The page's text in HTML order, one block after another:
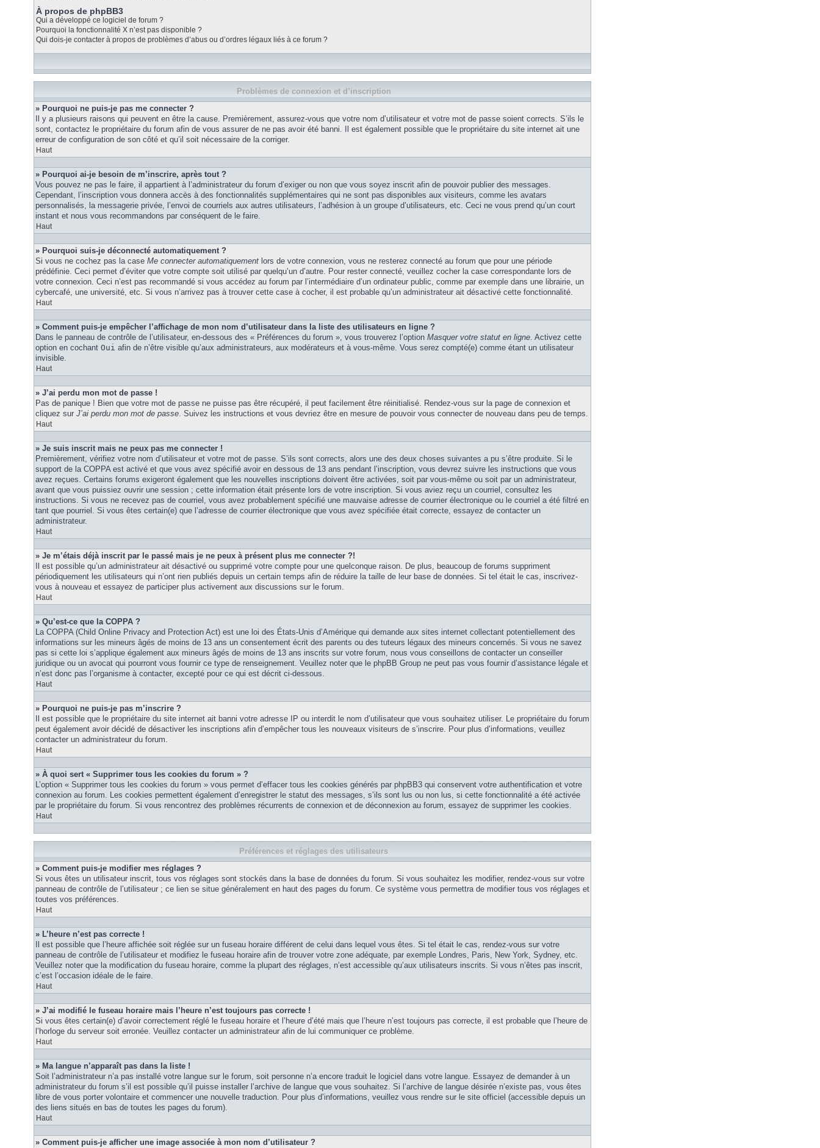
À propos de phpBB3
Qui a développé ce logiciel de forum ?
Pourquoi la fonctionnalité X n’est pas disponible ?
Qui dois-je contacter à propos de problèmes d’abus ou d’ordres légaux liés à ce forum ?
Problèmes de connexion et d’inscription
» Pourquoi ne puis-je pas me connecter ?
Il y a plusieurs raisons qui peuvent en être la cause. Premièrement, assurez-vous que votre nom d’utilisateur et votre mot de passe soient corrects. S’ils le
sont, contactez le propriétaire du forum afin de vous assurer de ne pas avoir été banni. Il est également possible que le propriétaire du site internet ait une
erreur de configuration de son côté et qu’il soit nécessaire de la corriger.
Haut
» Pourquoi ai-je besoin de m’inscrire, après tout ?
Vous pouvez ne pas le faire, il appartient à l’administrateur du forum d’exiger ou non que vous soyez inscrit afin de pouvoir publier des messages.
Cependant, l’inscription vous donnera accès à des fonctionnalités supplémentaires qui ne sont pas disponibles aux visiteurs, comme les avatars
personnalisés, la messagerie privée, l’envoi de courriels aux autres utilisateurs, l’adhésion à un groupe d’utilisateurs, etc. Ceci ne vous prend qu’un court
instant et nous vous recommandons par conséquent de le faire.
Haut
» Pourquoi suis-je déconnecté automatiquement ?
Si vous ne cochez pas la case Me connecter automatiquement lors de votre connexion, vous ne resterez connecté au forum que pour une période
prédéfinie. Ceci permet d’éviter que votre compte soit utilisé par quelqu’un d’autre. Pour rester connecté, veuillez cocher la case correspondante lors de
votre connexion. Ceci n’est pas recommandé si vous accédez au forum par l’intermédiaire d’un ordinateur public, comme par exemple dans une librairie, un
cybercafé, une université, etc. Si vous n’arrivez pas à trouver cette case à cocher, il est probable qu’un administrateur ait désactivé cette fonctionnalité.
Haut
» Comment puis-je empêcher l’affichage de mon nom d’utilisateur dans la liste des utilisateurs en ligne ?
Dans le panneau de contrôle de l’utilisateur, en-dessous des « Préférences du forum », vous trouverez l’option Masquer votre statut en ligne. Activez cette
option en cochant Oui afin de n’être visible qu’aux administrateurs, aux modérateurs et à vous-même. Vous serez compté(e) comme étant un utilisateur
invisible.
Haut
» J’ai perdu mon mot de passe !
Pas de panique ! Bien que votre mot de passe ne puisse pas être récupéré, il peut facilement être réinitialisé. Rendez-vous sur la page de connexion et
cliquez sur J’ai perdu mon mot de passe. Suivez les instructions et vous devriez être en mesure de pouvoir vous connecter de nouveau dans peu de temps.
Haut
» Je suis inscrit mais ne peux pas me connecter !
Premièrement, vérifiez votre nom d’utilisateur et votre mot de passe. S’ils sont corrects, alors une des deux choses suivantes a pu s’être produite. Si le
support de la COPPA est activé et que vous avez spécifié avoir en dessous de 13 ans pendant l’inscription, vous devrez suivre les instructions que vous
avez reçues. Certains forums exigeront également que les nouvelles inscriptions doivent être activées, soit par vous-même ou soit par un administrateur,
avant que vous puissiez ouvrir une session ; cette information était présente lors de votre inscription. Si vous aviez reçu un courriel, consultez les
instructions. Si vous ne recevez pas de courriel, vous avez probablement spécifié une mauvaise adresse de courrier électronique ou le courriel a été filtré en
tant que pourriel. Si vous êtes certain(e) que l’adresse de courrier électronique que vous avez spécifiée était correcte, essayez de contacter un
administrateur.
Haut
» Je m’étais déjà inscrit par le passé mais je ne peux à présent plus me connecter ?!
Il est possible qu’un administrateur ait désactivé ou supprimé votre compte pour une quelconque raison. De plus, beaucoup de forums suppriment
périodiquement les utilisateurs qui n’ont rien publiés depuis un certain temps afin de réduire la taille de leur base de données. Si tel était le cas, inscrivez-
vous à nouveau et essayez de participer plus activement aux discussions sur le forum.
Haut
» Qu’est-ce que la COPPA ?
La COPPA (Child Online Privacy and Protection Act) est une loi des États-Unis d’Amérique qui demande aux sites internet collectant potentiellement des
informations sur les mineurs âgés de moins de 13 ans un consentement écrit des parents ou des tuteurs légaux des mineurs concernés. Si vous ne savez
pas si cette loi s’applique également aux mineurs âgés de moins de 13 ans inscrits sur votre forum, nous vous conseillons de contacter un conseiller
juridique ou un avocat qui pourront vous fournir ce type de renseignement. Veuillez noter que le phpBB Group ne peut pas vous fournir d’assistance légale et
n’est donc pas l’organisme à contacter, excepté pour ce qui est décrit ci-dessous.
Haut
» Pourquoi ne puis-je pas m’inscrire ?
Il est possible que le propriétaire du site internet ait banni votre adresse IP ou interdit le nom d’utilisateur que vous souhaitez utiliser. Le propriétaire du forum
peut également avoir décidé de désactiver les inscriptions afin d’empêcher tous les nouveaux visiteurs de s’inscrire. Pour plus d’informations, veuillez
contacter un administrateur du forum.
Haut
» À quoi sert « Supprimer tous les cookies du forum » ?
L’option « Supprimer tous les cookies du forum » vous permet d’effacer tous les cookies générés par phpBB3 qui conservent votre authentification et votre
connexion au forum. Les cookies permettent également d’enregistrer le statut des messages, s’ils sont lus ou non lus, si cette fonctionnalité a été activée
par le propriétaire du forum. Si vous rencontrez des problèmes récurrents de connexion et de déconnexion au forum, essayez de supprimer les cookies.
Haut
Préférences et réglages des utilisateurs
» Comment puis-je modifier mes réglages ?
Si vous êtes un utilisateur inscrit, tous vos réglages sont stockés dans la base de données du forum. Si vous souhaitez les modifier, rendez-vous sur votre
panneau de contrôle de l’utilisateur ; ce lien se situe généralement en haut des pages du forum. Ce système vous permettra de modifier tous vos réglages et
toutes vos préférences.
Haut
» L’heure n’est pas correcte !
Il est possible que l’heure affichée soit réglée sur un fuseau horaire différent de celui dans lequel vous êtes. Si tel était le cas, rendez-vous sur votre
panneau de contrôle de l’utilisateur et modifiez le fuseau horaire afin de trouver votre zone adéquate, par exemple Londres, Paris, New York, Sydney, etc.
Veuillez noter que la modification du fuseau horaire, comme la plupart des réglages, n’est accessible qu’aux utilisateurs inscrits. Si vous n’êtes pas inscrit,
c’est l’occasion idéale de le faire.
Haut
» J’ai modifié le fuseau horaire mais l’heure n’est toujours pas correcte !
Si vous êtes certain(e) d’avoir correctement réglé le fuseau horaire et l’heure d’été mais que l’heure n’est toujours pas correcte, il est probable que l’heure de
l’horloge du serveur soit erronée. Veuillez contacter un administrateur afin de lui communiquer ce problème.
Haut
» Ma langue n’apparaît pas dans la liste !
Soit l’administrateur n’a pas installé votre langue sur le forum, soit personne n’a encore traduit le logiciel dans votre langue. Essayez de demander à un
administrateur du forum s’il est possible qu’il puisse installer l’archive de langue que vous souhaitez. Si l’archive de langue désirée n’existe pas, vous êtes
libre de vous porter volontaire et commencer une nouvelle traduction. Pour plus d’informations, veuillez vous rendre sur le site officiel (accessible depuis un
des liens situés en bas de toutes les pages du forum).
Haut
» Comment puis-je afficher une image associée à mon nom d’utilisateur ?